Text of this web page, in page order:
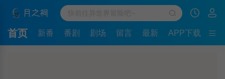
首页 新番 番剧 剧场 留言 最新 APP下载